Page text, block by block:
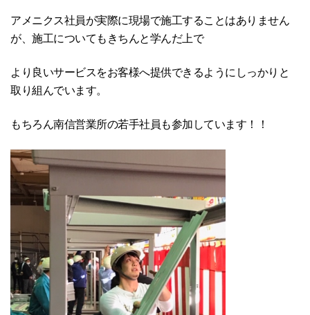
アメニクス社員が実際に現場で施工することはありません
が、施工についてもきちんと学んだ上で
より良いサービスをお客様へ提供できるようにしっかりと
取り組んでいます。
もちろん南信営業所の若手社員も参加しています！！